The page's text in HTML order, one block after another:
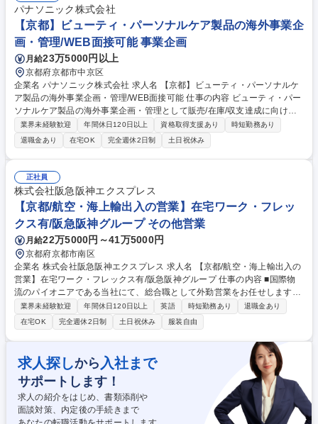
◇SEO対策とアクセス解析 … 社内外のWebサイトに対する検索エンジン
最適化(SEO)施策の立案・実行、Google Analytics等の分析ツールを用い
たアクセス解析と改善活動 募集職種 〔京都〕Webクリエーター★世界N
O.1工作機械メーカー★平均年収約900万円
パナソニック株式会社
【京都】ビューティ・パーソナルケア製品の海外事業企
画・管理/WEB面接可能 事業企画
月給23万5000円以上
京都府京都市中京区
企業名 パナソニック株式会社 求人名 【京都】ビューティ・パーソナルケ
ア製品の海外事業企画・管理/WEB面接可能 仕事の内容 ビューティ・パー
ソナルケア製品の海外事業企画・管理として販売/在庫/収支達成に向けた
管理運用仕組み作り、マネジメントへの報告、課題提言など、事業成長の
礎となる業務を担当して頂きます。 ◆【具体的には】 ■販売/在庫/収支デ
ータまとめ・マネジメント報告・課題提言、管理運用仕組み改善■事業計
画作業効率化、事業計画策定プロセス主導、全体スケジュール管理、海外
販売会社や工場への説明・スケジュール調整■定例作業のBPR、社内新販
売データシステム（CDAS)の改善、関係者啓蒙■ナレッジ継承の為の業務
マニュアル作成 など 募集職種 【京都】ビューティ・パーソナルケア製品
の海外事業企画・管理/WEB面接可能
業界未経験歓迎 年間休日120日以上 資格取得支援あり
時短勤務あり
退職金あり
在宅OK 完全週休2日制 土日祝休み
正社員
株式会社阪急阪神エクスプレス
【京都/航空・海上輸出入の営業】在宅ワーク・フレッ
クス有/阪急阪神グループ その他営業
月給22万5000円～41万5000円
京都府京都市南区
企業名 株式会社阪急阪神エクスプレス 求人名 【京都/航空・海上輸出入の
営業】在宅ワーク・フレックス有/阪急阪神グループ 仕事の内容 ■国際物
流のパイオニアである当社にて、総合職として外勤営業をお任せします。
既存顧客対応メインで、競合とのコンペから受注を増やすなど深堀取引が
中心となります。（変更の範囲）：会社の定める業務 お客様の多様なニー
ズにあわせて貨物輸送・保管・通関・ロジスティクスなどの各種提案を行
います。お客様の貨物の動きや海外展開に関する情報等を収集し、会社と
してどんなサービスの提案ができるのかを考え、現地法人や代理店と料金
の交渉を行ったりお客様へサービスと料金の提示を行います【取り扱い貨
物】BtoBが多く、航空は自動車部品・電子部品、海上は雑貨やタグなど一
般消費者向けの商材が中心です。 募集職種 【京都/航空・海上輸出入の営
業】在宅ワーク・フレックス有/阪急阪神グループ
業界未経験歓迎 年間休日120日以上 英語 時短勤務あり
退職金あり
在宅OK
完全週休2日制 土日祝休み 服装自由
求人探しから 入社まで
サポートします！
求人の紹介をはじめ、書類添削や
面談対策、内定後の手続きまで